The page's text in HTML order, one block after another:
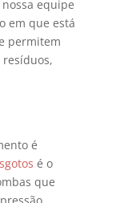
equipe
em que está
permitem
é
é o
que